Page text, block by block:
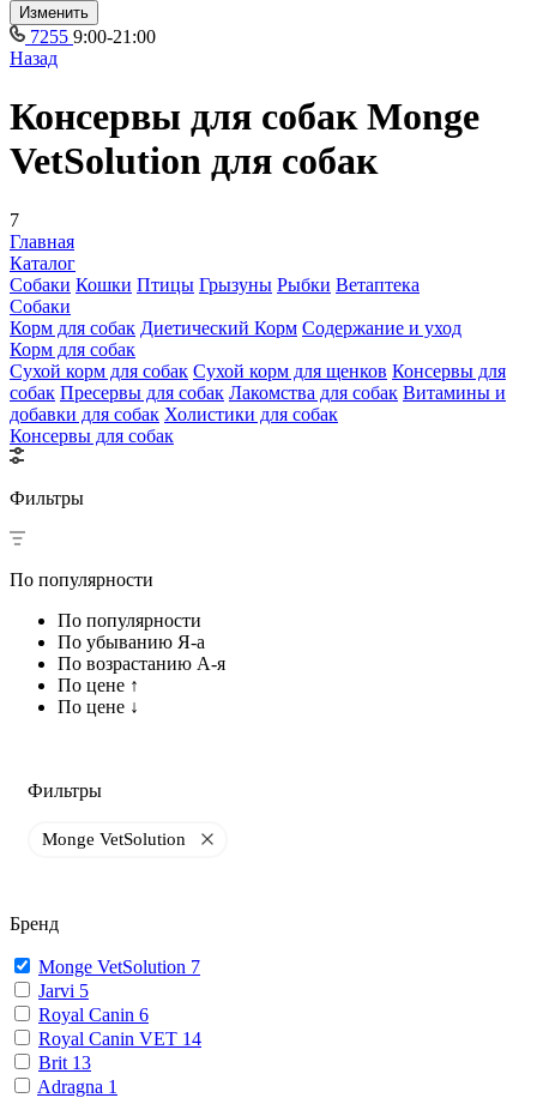
Изменить
7255 9:00-21:00
Назад
Консервы для собак Monge
VetSolution для собак
7
Главная
Каталог
Собаки Кошки Птицы Грызуны Рыбки Ветаптека
Собаки
Корм для собак Диетический Корм Содержание и уход
Корм для собак
Сухой корм для собак Сухой корм для щенков Консервы для
собак Пресервы для собак Лакомства для собак Витамины и
добавки для собак Холистики для собак
Консервы для собак
Фильтры
По популярности
По популярности
По убыванию Я-а
По возрастанию А-я
По цене ↑
По цене ↓
Фильтры
Monge VetSolution
Бренд
Monge VetSolution 7
Jarvi 5
Royal Canin 6
Royal Canin VET 14
Brit 13
Adragna 1